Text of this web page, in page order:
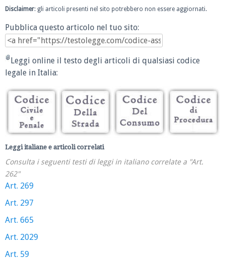
Disclaimer: gli articoli presenti nel sito potrebbero non essere aggiornati.
Pubblica questo articolo nel tuo sito:
Leggi online il testo degli articoli di qualsiasi codice
legale in Italia:
Leggi italiane e articoli correlati
Consulta i seguenti testi di leggi in italiano correlate a "Art.
262"
Art. 269
Art. 297
Art. 665
Art. 2029
Art. 59